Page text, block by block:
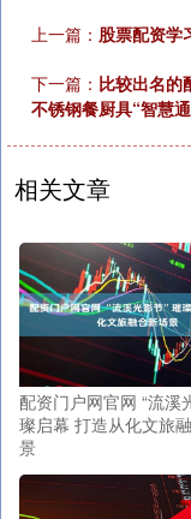
上一篇： 股票配资学
下一篇： 比较出名的
不锈钢餐厨具“智慧
相关文章
配资门户网官网 “流溪
璨启幕 打造从化文旅
景